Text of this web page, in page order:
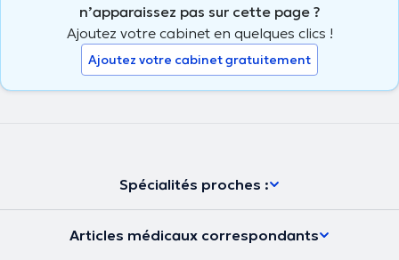
n’apparaissez pas sur cette page ?
Ajoutez votre cabinet en quelques clics !
Ajoutez votre cabinet gratuitement
Spécialités proches :
Articles médicaux correspondants